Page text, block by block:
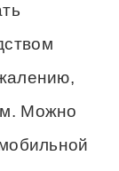
Можно